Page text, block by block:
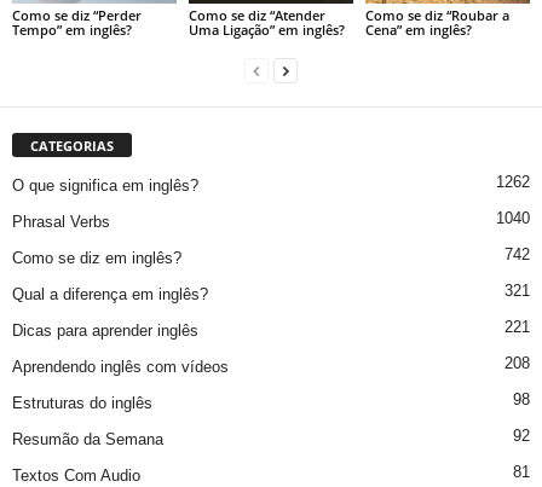
Como se diz “Perder
Tempo” em inglês?
Como se diz “Atender
Uma Ligação” em inglês?
Como se diz “Roubar a
Cena” em inglês?
CATEGORIAS
O que significa em inglês? 1262
Phrasal Verbs 1040
Como se diz em inglês? 742
Qual a diferença em inglês? 321
Dicas para aprender inglês 221
Aprendendo inglês com vídeos 208
Estruturas do inglês 98
Resumão da Semana 92
Textos Com Audio 81